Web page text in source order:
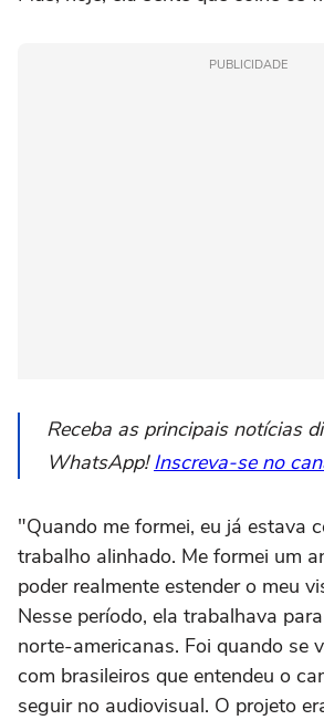
PUBLICIDADE
Receba as principais notícias
WhatsApp!Inscreva-se no
"Quando me formei, eu já estava
trabalho alinhado. Me formei um
poder realmente estender o meu
Nesse período, ela trabalhava
norte-americanas. Foi quando se
com brasileiros que entendeu o
seguir no audiovisual. O projeto